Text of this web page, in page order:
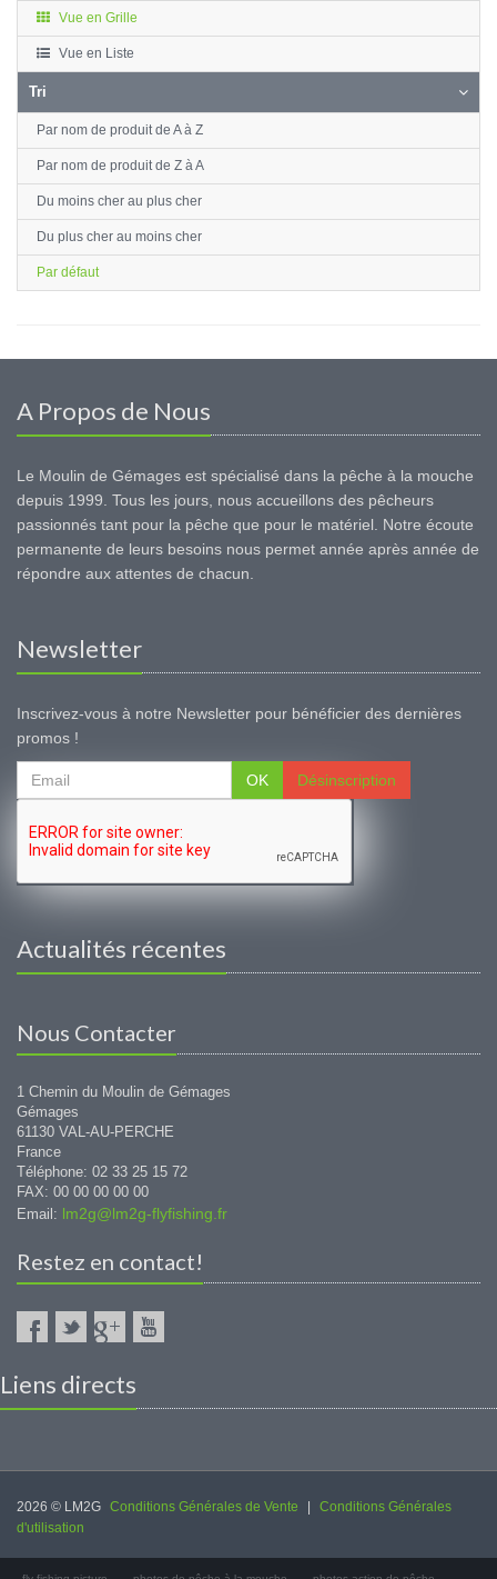
Vue en Grille
Vue en Liste
Tri
Par nom de produit de A à Z
Par nom de produit de Z à A
Du moins cher au plus cher
Du plus cher au moins cher
Par défaut
A Propos de Nous
Le Moulin de Gémages est spécialisé dans la pêche à la mouche
depuis 1999. Tous les jours, nous accueillons des pêcheurs
passionnés tant pour la pêche que pour le matériel. Notre écoute
permanente de leurs besoins nous permet année après année de
répondre aux attentes de chacun.
Newsletter
Inscrivez-vous à notre Newsletter pour bénéficier des dernières
promos !
OK Désinscription
Actualités récentes
Nous Contacter
1 Chemin du Moulin de Gémages
Gémages
61130 VAL-AU-PERCHE
France
Téléphone: 02 33 25 15 72
FAX: 00 00 00 00 00
Email: lm2g@lm2g-flyfishing.fr
Restez en contact!
Liens directs
2026 © LM2G Conditions Générales de Vente
Conditions Générales
d'utilisation